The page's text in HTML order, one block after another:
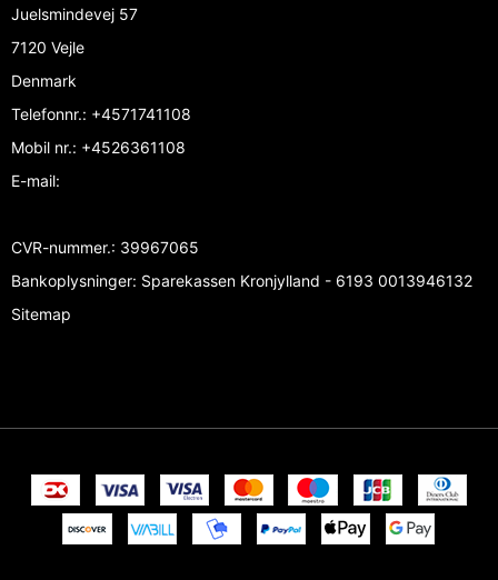
Juelsmindevej 57
7120 Vejle
Denmark
Telefonnr.: +4571741108
Mobil nr.: +4526361108
E-mail:
CVR-nummer.: 39967065
Bankoplysninger: Sparekassen Kronjylland - 6193 0013946132
Sitemap